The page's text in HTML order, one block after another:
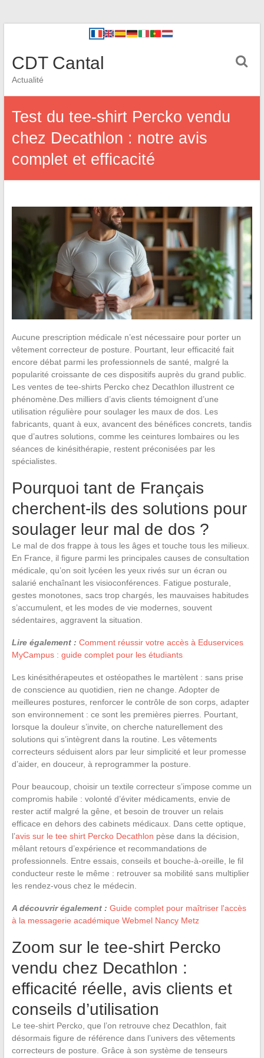
CDT Cantal
Actualité
Test du tee-shirt Percko vendu
chez Decathlon : notre avis
complet et efficacité
Aucune prescription médicale n’est nécessaire pour porter un
vêtement correcteur de posture. Pourtant, leur efficacité fait
encore débat parmi les professionnels de santé, malgré la
popularité croissante de ces dispositifs auprès du grand public.
Les ventes de tee-shirts Percko chez Decathlon illustrent ce
phénomène.Des milliers d’avis clients témoignent d’une
utilisation régulière pour soulager les maux de dos. Les
fabricants, quant à eux, avancent des bénéfices concrets, tandis
que d’autres solutions, comme les ceintures lombaires ou les
séances de kinésithérapie, restent préconisées par les
spécialistes.
Pourquoi tant de Français
cherchent-ils des solutions pour
soulager leur mal de dos ?
Le mal de dos frappe à tous les âges et touche tous les milieux.
En France, il figure parmi les principales causes de consultation
médicale, qu’on soit lycéen les yeux rivés sur un écran ou
salarié enchaînant les visioconférences. Fatigue posturale,
gestes monotones, sacs trop chargés, les mauvaises habitudes
s’accumulent, et les modes de vie modernes, souvent
sédentaires, aggravent la situation.
Lire également : Comment réussir votre accès à Eduservices
MyCampus : guide complet pour les étudiants
Les kinésithérapeutes et ostéopathes le martèlent : sans prise
de conscience au quotidien, rien ne change. Adopter de
meilleures postures, renforcer le contrôle de son corps, adapter
son environnement : ce sont les premières pierres. Pourtant,
lorsque la douleur s’invite, on cherche naturellement des
solutions qui s’intègrent dans la routine. Les vêtements
correcteurs séduisent alors par leur simplicité et leur promesse
d’aider, en douceur, à reprogrammer la posture.
Pour beaucoup, choisir un textile correcteur s’impose comme un
compromis habile : volonté d’éviter médicaments, envie de
rester actif malgré la gêne, et besoin de trouver un relais
efficace en dehors des cabinets médicaux. Dans cette optique,
l’avis sur le tee shirt Percko Decathlon pèse dans la décision,
mêlant retours d’expérience et recommandations de
professionnels. Entre essais, conseils et bouche-à-oreille, le fil
conducteur reste le même : retrouver sa mobilité sans multiplier
les rendez-vous chez le médecin.
A découvrir également : Guide complet pour maîtriser l'accès
à la messagerie académique Webmel Nancy Metz
Zoom sur le tee-shirt Percko
vendu chez Decathlon :
efficacité réelle, avis clients et
conseils d’utilisation
Le tee-shirt Percko, que l’on retrouve chez Decathlon, fait
désormais figure de référence dans l’univers des vêtements
correcteurs de posture. Grâce à son système de tenseurs